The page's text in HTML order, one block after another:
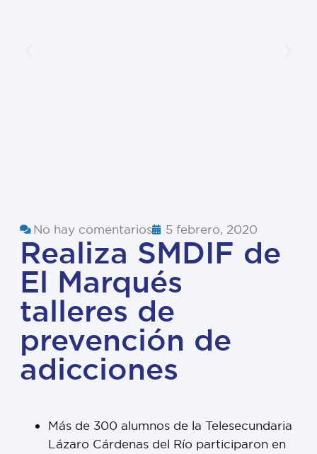
No hay comentarios 5 febrero, 2020
Realiza SMDIF de
El Marqués
talleres de
prevención de
adicciones
Más de 300 alumnos de la Telesecundaria
Lázaro Cárdenas del Río participaron en